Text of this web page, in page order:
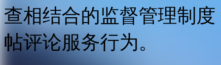
查相结合的监督管理制
帖评论服务行为。